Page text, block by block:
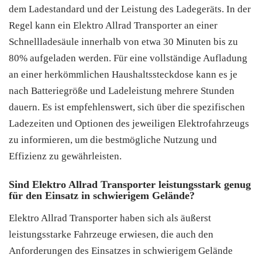
dem Ladestandard und der Leistung des Ladegeräts. In der
Regel kann ein Elektro Allrad Transporter an einer
Schnellladesäule innerhalb von etwa 30 Minuten bis zu
80% aufgeladen werden. Für eine vollständige Aufladung
an einer herkömmlichen Haushaltssteckdose kann es je
nach Batteriegröße und Ladeleistung mehrere Stunden
dauern. Es ist empfehlenswert, sich über die spezifischen
Ladezeiten und Optionen des jeweiligen Elektrofahrzeugs
zu informieren, um die bestmögliche Nutzung und
Effizienz zu gewährleisten.
Sind Elektro Allrad Transporter leistungsstark genug
für den Einsatz in schwierigem Gelände?
Elektro Allrad Transporter haben sich als äußerst
leistungsstarke Fahrzeuge erwiesen, die auch den
Anforderungen des Einsatzes in schwierigem Gelände